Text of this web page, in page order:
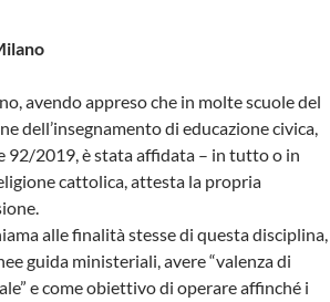
avendo appreso che in molte scuole del
dell’insegnamento di educazione civica,
92/2019, è stata affidata – in tutto o in
cattolica, attesta la propria
alle finalità stesse di questa disciplina,
guida ministeriali, avere “valenza di
e come obiettivo di operare affinché i